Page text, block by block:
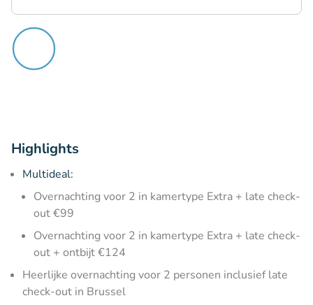
Highlights
Multideal:
Overnachting voor 2 in kamertype Extra + late check-
out €99
Overnachting voor 2 in kamertype Extra + late check-
out + ontbijt €124
Heerlijke overnachting voor 2 personen inclusief late
check-out in Brussel